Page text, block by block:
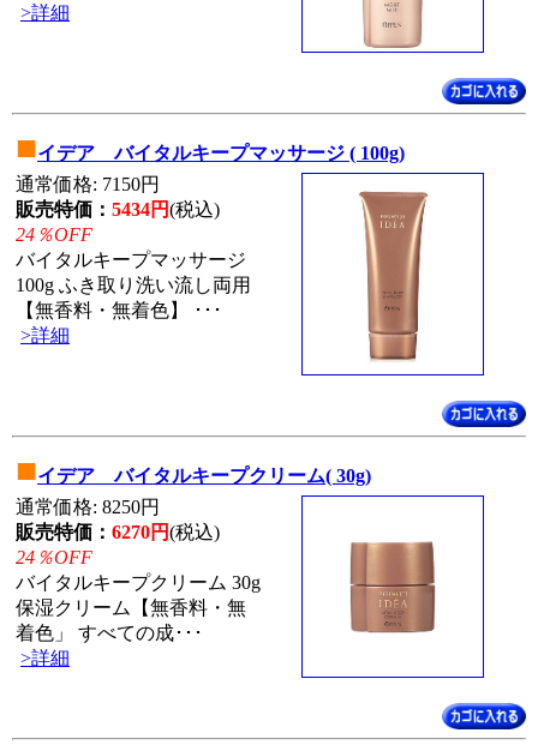
>詳細
■イデア バイタルキープマッサージ ( 100g)
通常価格: 7150円
販売特価： 5434円(税込)
24％OFF
バイタルキープマッサージ
100g ふき取り洗い流し両用
【無香料・無着色】 ･･･
>詳細
■イデア バイタルキープクリーム( 30g)
通常価格: 8250円
販売特価： 6270円(税込)
24％OFF
バイタルキープクリーム 30g
保湿クリーム【無香料・無
着色」 すべての成･･･
>詳細